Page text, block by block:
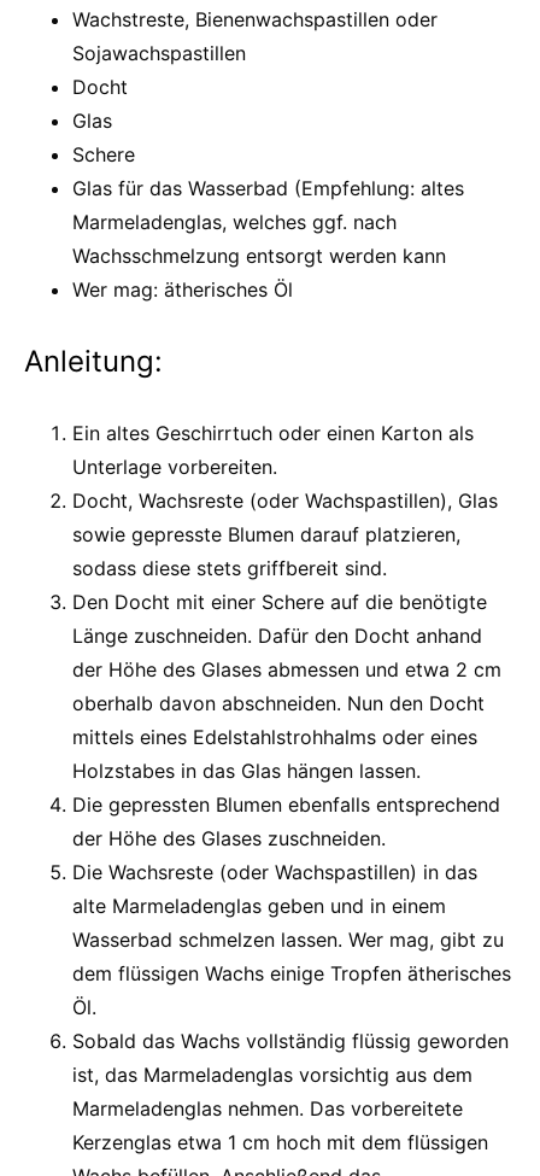
Wachstreste, Bienenwachspastillen oder
Sojawachspastillen
Docht
Glas
Schere
Glas für das Wasserbad (Empfehlung: altes
Marmeladenglas, welches ggf. nach
Wachsschmelzung entsorgt werden kann
Wer mag: ätherisches Öl
Anleitung:
Ein altes Geschirrtuch oder einen Karton als
Unterlage vorbereiten.
Docht, Wachsreste (oder Wachspastillen), Glas
sowie gepresste Blumen darauf platzieren,
sodass diese stets griffbereit sind.
Den Docht mit einer Schere auf die benötigte
Länge zuschneiden. Dafür den Docht anhand
der Höhe des Glases abmessen und etwa 2 cm
oberhalb davon abschneiden. Nun den Docht
mittels eines Edelstahlstrohhalms oder eines
Holzstabes in das Glas hängen lassen.
Die gepressten Blumen ebenfalls entsprechend
der Höhe des Glases zuschneiden.
Die Wachsreste (oder Wachspastillen) in das
alte Marmeladenglas geben und in einem
Wasserbad schmelzen lassen. Wer mag, gibt zu
dem flüssigen Wachs einige Tropfen ätherisches
Öl.
Sobald das Wachs vollständig flüssig geworden
ist, das Marmeladenglas vorsichtig aus dem
Marmeladenglas nehmen. Das vorbereitete
Kerzenglas etwa 1 cm hoch mit dem flüssigen